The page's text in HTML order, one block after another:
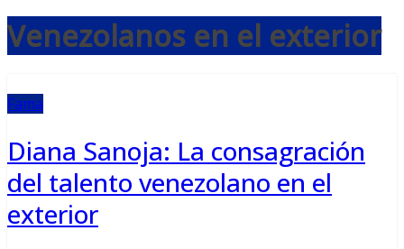
Venezolanos en el exterior
Fama
Diana Sanoja: La consagración
del talento venezolano en el
exterior